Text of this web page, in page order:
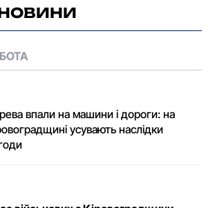
впали на машини і дороги: на
усувають наслідки